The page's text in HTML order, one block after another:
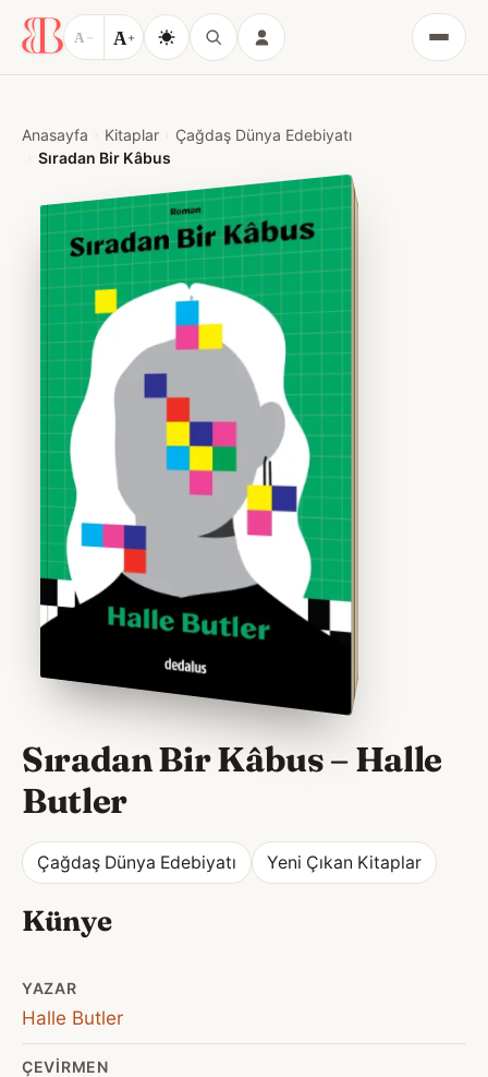
A − A+
Menü
Anasayfa Kitaplar
Çağdaş Dünya Edebiyatı
Sıradan Bir Kâbus
Sıradan Bir Kâbus–Halle
Butler
Çağdaş Dünya Edebiyatı Yeni Çıkan Kitaplar
Künye
YAZAR
Halle Butler
ÇEVIRMEN